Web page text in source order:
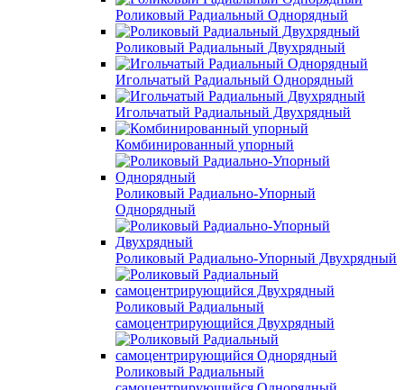
Роликовый Радиальный Однорядный
Роликовый Радиальный Двухрядный
Игольчатый Радиальный Однорядный
Игольчатый Радиальный Двухрядный
Комбинированный упорный
Роликовый Радиально-Упорный
Однорядный
Роликовый Радиально-Упорный Двухрядный
Роликовый Радиальный
самоцентрирующийся Двухрядный
Роликовый Радиальный